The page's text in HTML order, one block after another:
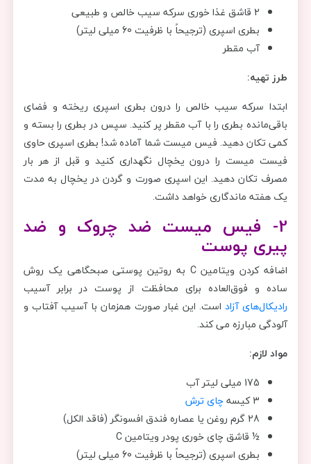
2 قاشق غذا خوری سرکه سیب خالص و طبیعی
بطری اسپری (ترجیحاً با ظرفیت 60 میلی لیتر)
آب مقطر
طرز تهیه:
ابتدا سرکه سیب خالص را درون بطری اسپری ریخته و فضای
باقی‌مانده بطری را با آب مقطر پر کنید. سپس در بطری را بسته و
کمی تکان دهید. فیس میست شما آماده شد! بطری اسپری حاوی
فیست میست را درون یخچال نگهداری کنید و قبل از هر بار
مصرف تکان دهید. این اسپری صورت و گردن در یخچال به مدت
یک هفته ماندگاری خواهد داشت.
2- فیس میست ضد چروک و ضد
پیری پوست
اضافه کردن ویتامین C به روتین پوستی صبحگاهی یک روش
ساده و فوق‌العاده برای محافظت از پوست در برابر آسیب
رادیکال‌های آزاد است. این غبار صورت همزمان با آسیب آفتاب و
آلودگی مبارزه می کند.
مواد لازم:
175 میلی لیتر آب
3 کیسه
چای ترش
28 گرم روغن یا عصاره فندق افسونگر (فاقد الکل)
½ قاشق چای خوری پودر ویتامین C
بطری اسپری (ترجیحاً با ظرفیت 60 میلی لیتر)